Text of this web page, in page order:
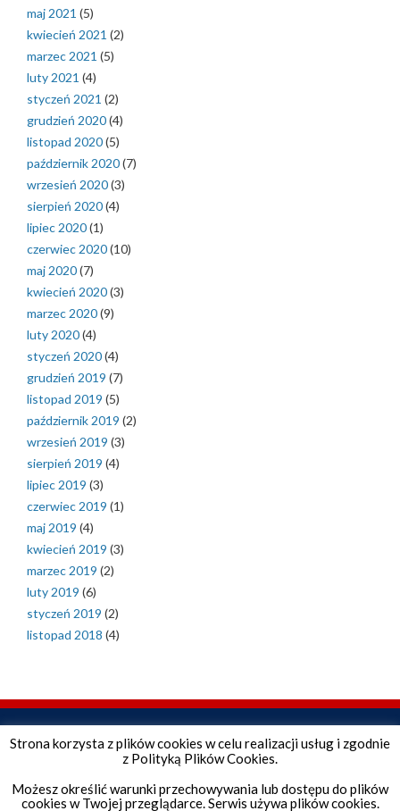
maj 2021 (5)
kwiecień 2021 (2)
marzec 2021 (5)
luty 2021 (4)
styczeń 2021 (2)
grudzień 2020(4)
listopad 2020(5)
październik 2020(7)
wrzesień 2020(3)
sierpień 2020(4)
lipiec 2020(1)
czerwiec 2020(10)
maj 2020(7)
kwiecień 2020(3)
marzec 2020(9)
luty 2020(4)
styczeń 2020(4)
grudzień 2019 (7)
listopad 2019 (5)
październik 2019 (2)
wrzesień 2019 (3)
sierpień 2019 (4)
lipiec 2019 (3)
czerwiec 2019 (1)
maj 2019 (4)
kwiecień 2019 (3)
marzec 2019 (2)
luty 2019 (6)
styczeń 2019 (2)
listopad 2018 (4)
Strona korzysta z plików cookies w celu realizacji usług i zgodnie
z Polityką Plików Cookies.
Możesz określić warunki przechowywania lub dostępu do plików
cookies w Twojej przeglądarce. Serwis używa plików cookies.